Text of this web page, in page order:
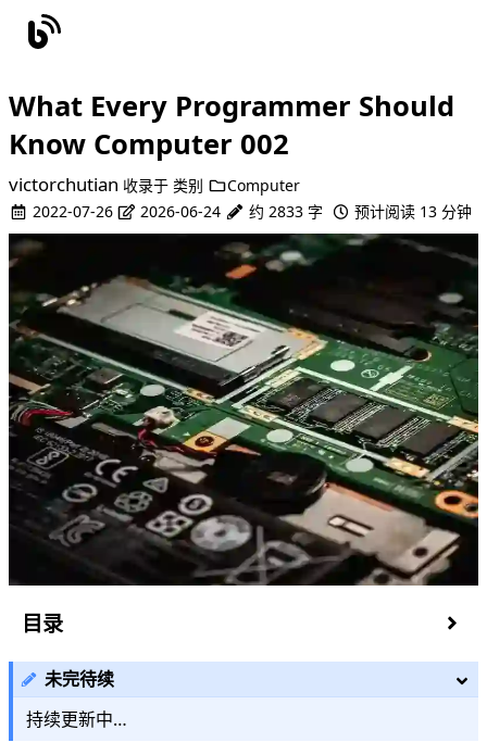
What Every Programmer Should
Know Computer 002
victorchutian 收录于 类别
Computer
2022-07-26
2026-06-24 约 2833 字 预计阅读 13 分钟
目录
加法器
半加器
全加器
未完待续
持续更新中…